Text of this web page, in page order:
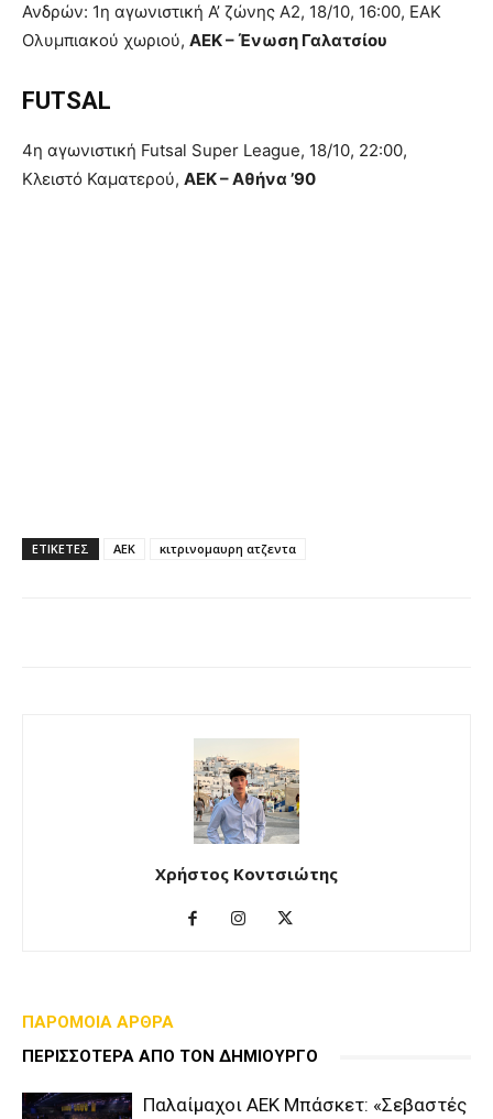
Ανδρών: 1η αγωνιστική Α’ ζώνης Α2, 18/10, 16:00, ΕΑΚ
Ολυμπιακού χωριού, ΑΕΚ – Ένωση Γαλατσίου
FUTSAL
4η αγωνιστική Futsal Super League, 18/10, 22:00,
Κλειστό Καματερού, ΑΕΚ – Αθήνα ’90
ΕΤΙΚΕΤΕΣ ΑΕΚ κιτρινομαυρη ατζεντα
Χρήστος Κοντσιώτης
ΠΑΡΟΜΟΙΑ ΑΡΘΡΑ
ΠΕΡΙΣΣΟΤΕΡΑ ΑΠΟ ΤΟΝ ΔΗΜΙΟΥΡΓΟ
Παλαίμαχοι ΑΕΚ Μπάσκετ: «Σεβαστές